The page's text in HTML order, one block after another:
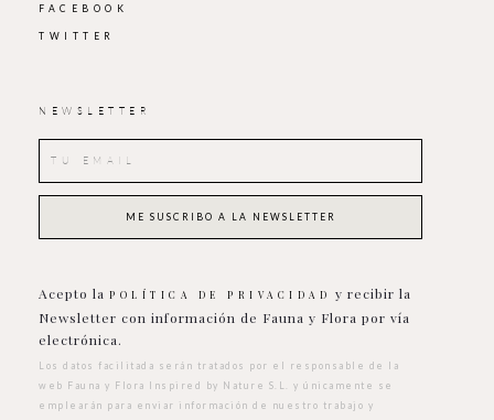
FACEBOOK
TWITTER
NEWSLETTER
Acepto la POLÍTICA DE PRIVACIDAD
y recibir la
Newsletter con información de Fauna y Flora por vía
electrónica.
Los datos facilitada serán tratados por el responsable de la
web Fauna y Flora Inspired by Nature S.L. y únicamente se
emplearán para enviar información de nuestro trabajo y